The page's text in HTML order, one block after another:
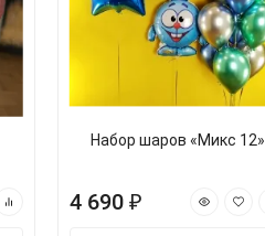
Набор шаров «Микс 12»
4 690 ₽